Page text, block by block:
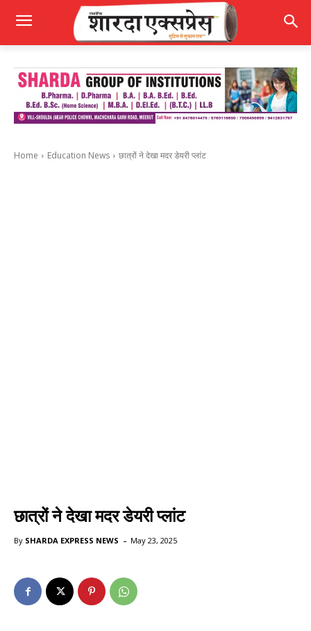
Home Education News छात्रों ने देखा मदर डेयरी प्लांट
छात्रों ने देखा मदर डेयरी प्लांट
By SHARDA EXPRESS NEWS - May 23, 2025